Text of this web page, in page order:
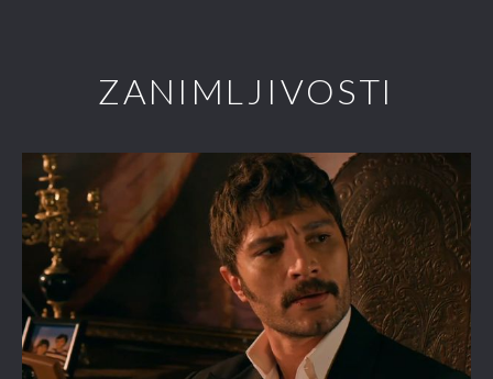
ZANIMLJIVOSTI